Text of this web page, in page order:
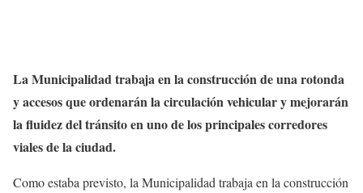
La Municipalidad trabaja en la construcción de una rotonda
y accesos que ordenarán la circulación vehicular y mejorarán
la fluidez del tránsito en uno de los principales corredores
viales de la ciudad.
Como estaba previsto, la Municipalidad trabaja en la construcción